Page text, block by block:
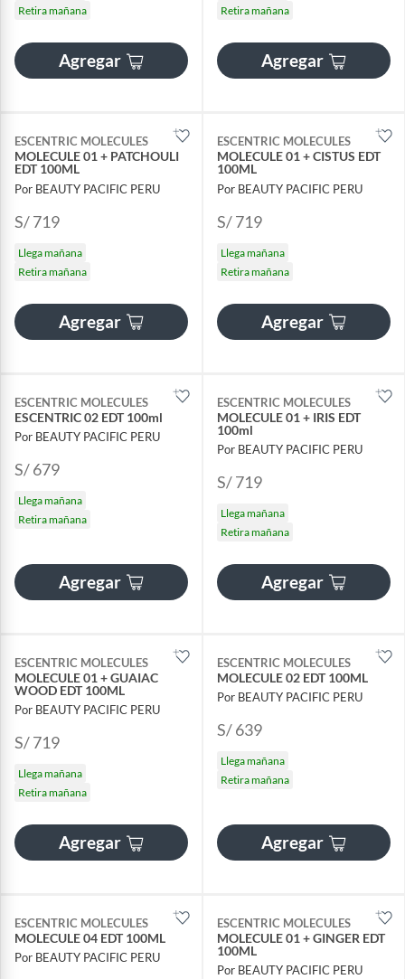
Retira mañana
Agregar
Retira mañana
Agregar
ESCENTRIC MOLECULES
MOLECULE 01 + PATCHOULI
EDT 100ML
Por BEAUTY PACIFIC PERU
S/ 719
Llega mañana
Retira mañana
Agregar
ESCENTRIC MOLECULES
MOLECULE 01 + CISTUS EDT
100ML
Por BEAUTY PACIFIC PERU
S/ 719
Llega mañana
Retira mañana
Agregar
ESCENTRIC MOLECULES
ESCENTRIC 02 EDT 100ml
Por BEAUTY PACIFIC PERU
S/ 679
Llega mañana
Retira mañana
Agregar
ESCENTRIC MOLECULES
MOLECULE 01 + IRIS EDT
100ml
Por BEAUTY PACIFIC PERU
S/ 719
Llega mañana
Retira mañana
Agregar
ESCENTRIC MOLECULES
MOLECULE 01 + GUAIAC
WOOD EDT 100ML
Por BEAUTY PACIFIC PERU
S/ 719
Llega mañana
Retira mañana
Agregar
ESCENTRIC MOLECULES
MOLECULE 02 EDT 100ML
Por BEAUTY PACIFIC PERU
S/ 639
Llega mañana
Retira mañana
Agregar
ESCENTRIC MOLECULES
MOLECULE 04 EDT 100ML
Por BEAUTY PACIFIC PERU
ESCENTRIC MOLECULES
MOLECULE 01 + GINGER EDT
100ML
Por BEAUTY PACIFIC PERU